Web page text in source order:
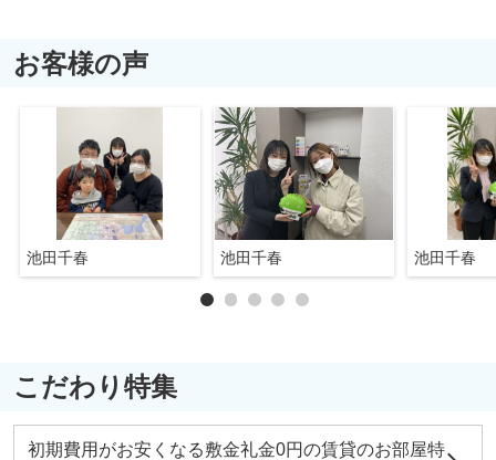
お客様の声
池田千春 池田千春 池田千春
こだわり特集
初期費用がお安くなる敷金礼金0円の賃貸のお部屋特